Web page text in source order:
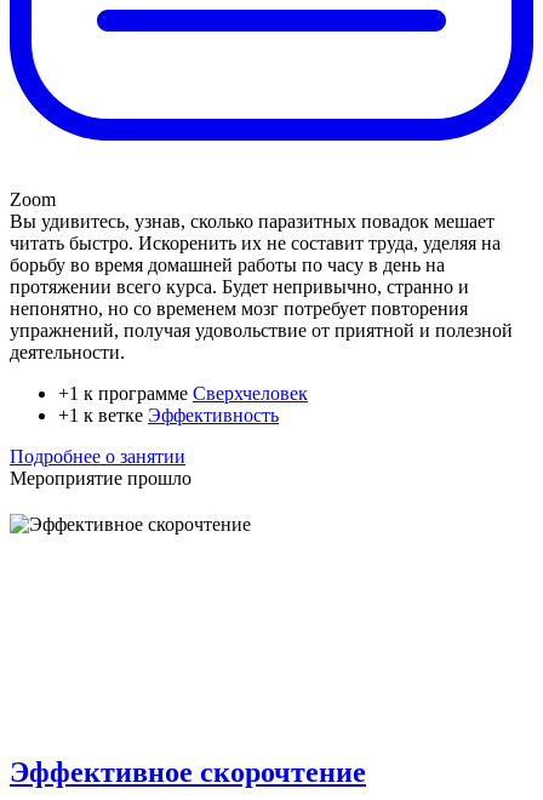
Zoom
Вы удивитесь, узнав, сколько паразитных повадок мешает
читать быстро. Искоренить их не составит труда, уделяя на
борьбу во время домашней работы по часу в день на
протяжении всего курса. Будет непривычно, странно и
непонятно, но со временем мозг потребует повторения
упражнений, получая удовольствие от приятной и полезной
деятельности.
+1 к программе Сверхчеловек
+1 к ветке Эффективность
Подробнее о занятии
Мероприятие прошло
Эффективное скорочтение